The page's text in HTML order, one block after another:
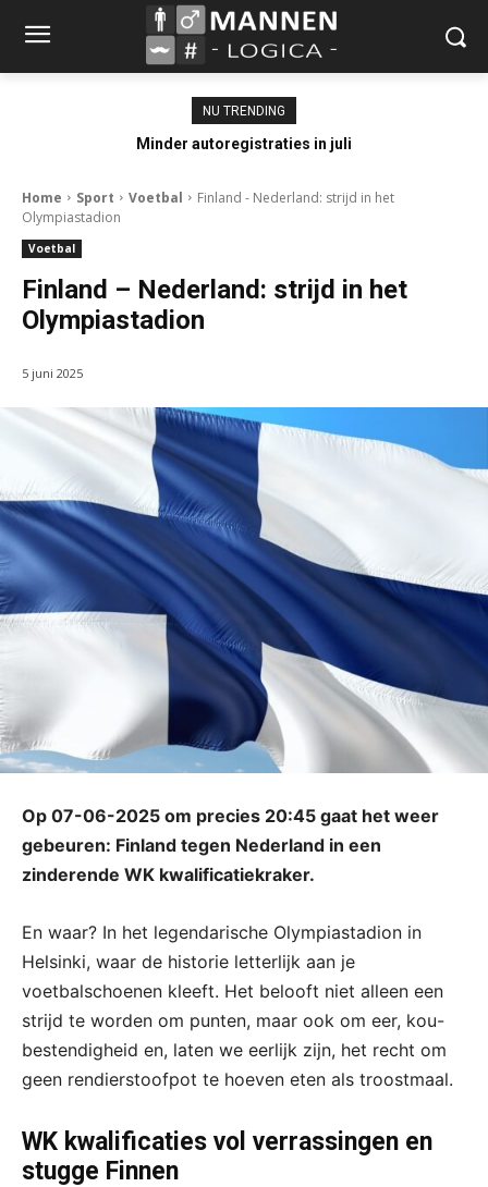
NU TRENDING
Minder autoregistraties in juli
Home Sport Voetbal
Finland - Nederland: strijd in het
Olympiastadion
Voetbal
Finland – Nederland: strijd in het
Olympiastadion
5 juni 2025
Op 07-06-2025 om precies 20:45 gaat het weer
gebeuren: Finland tegen Nederland in een
zinderende WK kwalificatiekraker.
En waar? In het legendarische Olympiastadion in
Helsinki, waar de historie letterlijk aan je
voetbalschoenen kleeft. Het belooft niet alleen een
strijd te worden om punten, maar ook om eer, kou-
bestendigheid en, laten we eerlijk zijn, het recht om
geen rendierstoofpot te hoeven eten als troostmaal.
WK kwalificaties vol verrassingen en
stugge Finnen